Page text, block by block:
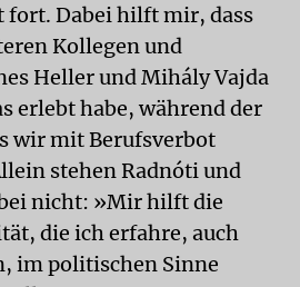
Dabei hilft mir, dass
Kollegen und
Heller und Mihály Vajda
erlebt habe, während der
wir mit Berufsverbot
stehen Radnóti und
nicht: »Mir hilft die
die ich erfahre, auch
im politischen Sinne